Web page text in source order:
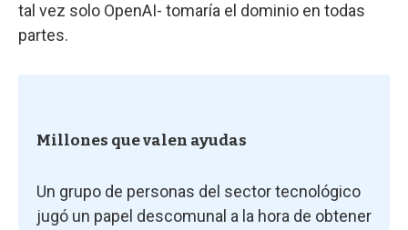
tal vez solo OpenAI- tomaría el dominio en todas
partes.
Millones que valen ayudas
Un grupo de personas del sector tecnológico
jugó un papel descomunal a la hora de obtener